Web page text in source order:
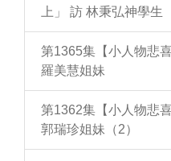
上」 訪 林秉弘神學生
第1365集【小人物悲
羅美慧姐妹
第1362集【小人物悲
郭瑞珍姐妹（2）